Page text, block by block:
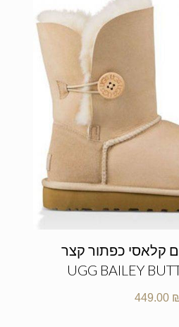
קלאסי כפתור קצר
UGG BAILEY
449.00